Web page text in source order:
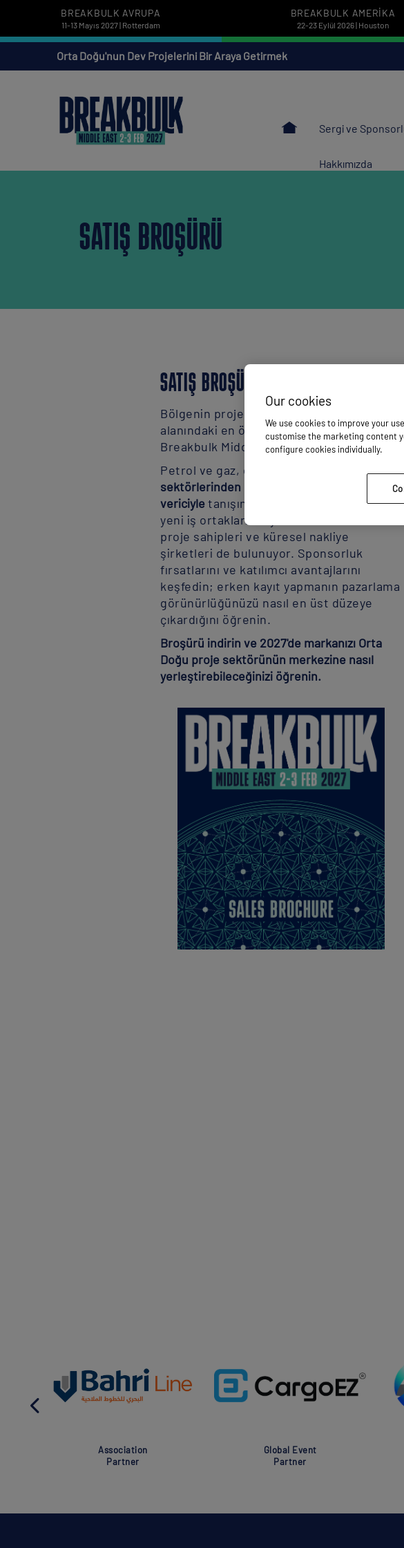
BREAKBULK AVRUPA
11-13 Mayıs 2027 | Rotterdam
BREAKBULK AMERIKA
22-23 Eylül 2026 | Houston
Orta Doğu'nun Dev Projelerini Bir Araya Getirmek
Sergi ve
Hakkımızda
SATIŞ BROŞÜRÜ
SATIŞ BROŞÜRÜNÜ INDIRIN
Bölgenin proje yükü ve parça yük lojistiği
alanındaki en önemli etkinliği olan
Breakbulk Middle East’e katılın.
Petrol ve gaz, enerji, kimya ve altyapı
sektörlerinden 13.000'den fazla karar
vericiyletanışın; aralarında aktif olarak
yeni iş ortakları arayan EPC firmaları,
proje sahipleri ve küresel nakliye
şirketleri de bulunuyor. Sponsorluk
fırsatlarını ve katılımcı avantajlarını
keşfedin; erken kayıt yapmanın pazarlama
görünürlüğünüzü nasıl en üst düzeye
çıkardığını öğrenin.
Broşürü indirin ve 2027'de markanızı Orta
Doğu proje sektörünün merkezine nasıl
yerleştirebileceğinizi öğrenin.
Association
Partner
Global Event
Partner
Our cookies
We use cookies to improve your
customise the marketing content
configure cookies individually.